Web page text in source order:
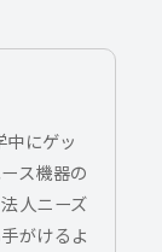
にゲッ
ス機器の
人ニーズ
がけるよ